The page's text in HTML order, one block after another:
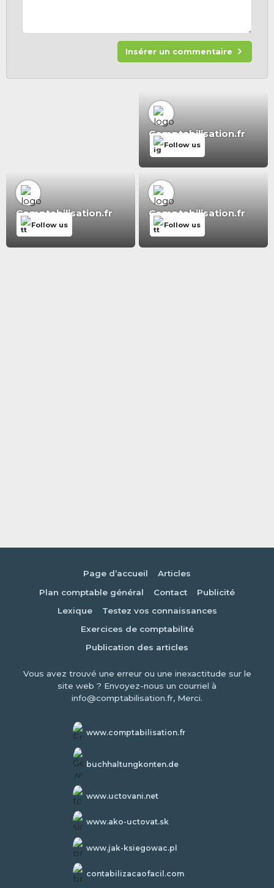
Insérer un commentaire
Comptabilisation.fr
Follow us
Comptabilisation.fr
Follow us
Comptabilisation.fr
Follow us
Page d’accueil
Articles
Plan comptable général
Contact
Publicité
Lexique
Testez vos connaissances
Exercices de comptabilité
Publication des articles
Vous avez trouvé une erreur ou une inexactitude sur le
site web ? Envoyez-nous un courriel à
info@comptabilisation.fr, Merci.
www.comptabilisation.fr
buchhaltungkonten.de
www.uctovani.net
www.ako-uctovat.sk
www.jak-ksiegowac.pl
contabilizacaofacil.com